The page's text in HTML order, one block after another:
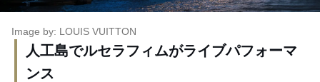
Image by: LOUIS VUITTON
人工島でルセラフィムがライブパフォーマ
ンス